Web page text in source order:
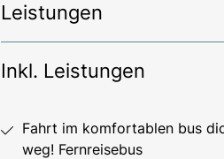
Leistungen
Inkl. Leistungen
Fahrt im komfortablen bus
weg! Fernreisebus